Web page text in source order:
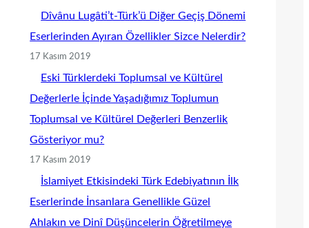
Dîvânu Lugâti’t-Türk’ü Diğer Geçiş Dönemi
Eserlerinden Ayıran Özellikler Sizce Nelerdir?
17 Kasım 2019
Eski Türklerdeki Toplumsal ve Kültürel
Değerlerle İçinde Yaşadığımız Toplumun
Toplumsal ve Kültürel Değerleri Benzerlik
Gösteriyor mu?
17 Kasım 2019
İslamiyet Etkisindeki Türk Edebiyatının İlk
Eserlerinde İnsanlara Genellikle Güzel
Ahlakın ve Dinî Düşüncelerin Öğretilmeye